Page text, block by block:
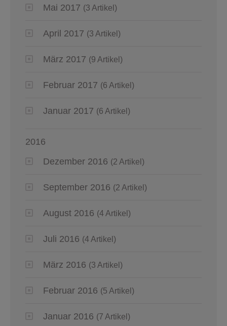
Mai 2017 (3 Artikel)
April 2017 (3 Artikel)
März 2017 (9 Artikel)
Februar 2017 (6 Artikel)
Januar 2017 (6 Artikel)
2016
Dezember 2016 (2 Artikel)
September 2016 (2 Artikel)
August 2016 (4 Artikel)
Juli 2016 (4 Artikel)
März 2016 (3 Artikel)
Februar 2016 (5 Artikel)
Januar 2016 (7 Artikel)